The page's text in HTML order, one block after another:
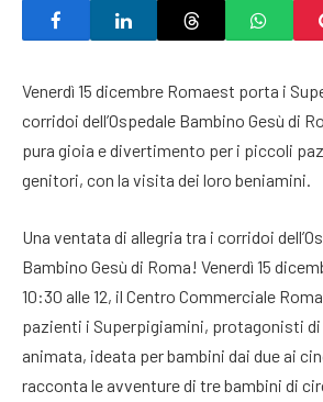
Venerdì 15 dicembre Romaest porta i
corridoi dell’Ospedale Bambino Gesù di
pura gioia e divertimento per i piccoli
genitori, con la visita dei loro beniamini.
Una ventata di allegria tra i corridoi
Bambino Gesù di Roma! Venerdì 15
10:30 alle 12, il Centro Commerciale
pazienti i Superpigiamini, protagonisti
animata, ideata per bambini dai due ai
racconta le avventure di tre bambini di